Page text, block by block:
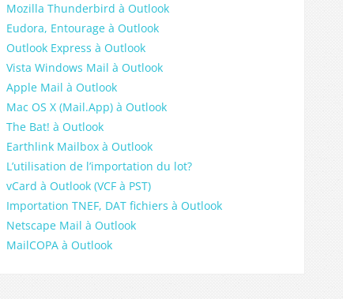
Mozilla Thunderbird à Outlook
Eudora, Entourage à Outlook
Outlook Express à Outlook
Vista Windows Mail à Outlook
Apple Mail à Outlook
Mac OS X (Mail.App) à Outlook
The Bat! à Outlook
Earthlink Mailbox à Outlook
L’utilisation de l’importation du lot?
vCard à Outlook (VCF à PST)
Importation TNEF, DAT fichiers à Outlook
Netscape Mail à Outlook
MailCOPA à Outlook